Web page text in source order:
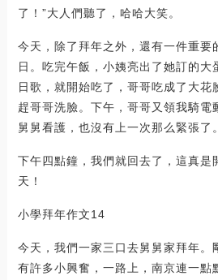
了！”大人們聽了，哈哈大笑。
今天，除了拜年之外，還有一件重
日。吃完午飯，小姨亮出了她訂的大
日歌，就開始吃了，哥哥吃成了大花
趕哥哥洗臉。下午，哥哥又領我騎電
舅舅看護，也沒有上一次那么緊張了。
下午四點鐘，我們就回去了，這真是
天！
小學拜年作文14
今天，我們一家三口去舅舅家拜年。
有許多小興奮，一路上，南京連一點